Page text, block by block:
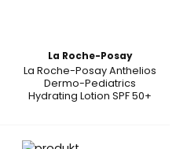
La Roche-Posay
La Roche-Posay Anthelios
Dermo-Pediatrics
Hydrating Lotion SPF 50+